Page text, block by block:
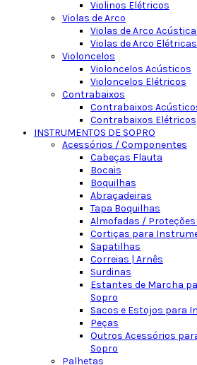
Violinos Elétricos
Violas de Arco
Violas de Arco
Violas de Arco Elétricas
Violoncelos
Violoncelos Acústicos
Violoncelos Elétricos
Contrabaixos
Contrabaixos
Contrabaixos Elétricos
INSTRUMENTOS DE SOPRO
Acessórios / Componentes
Cabeças Flauta
Bocais
Boquilhas
Abraçadeiras
Tapa Boquilhas
Almofadas /
Cortiças para
Sapatilhas
Correias | Arnês
Surdinas
Estantes de Marcha
Sopro
Sacos e Estojos para
Peças
Outros Acessórios
Sopro
Palhetas